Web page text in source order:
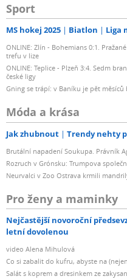
Sport
MS hokej 2025 Biatlon Liga
ONLINE: Zlín - Bohemians 0:1.
trefu v lize
ONLINE: Teplice - Plzeň 3:4. Sedm
české ligy
Gning se trápí: v Baníku je pět
Móda a krása
Jak zhubnout Trendy nehty
Brutální napadení Soukupa. Právník
Rozruch v Grónsku: Trumpova
Neurvalci v Zoo Ostrava krmili
Pro ženy a maminky
Nejčastější novoroční
letní dovolenou
video Alena Mihulová
Co si zabalit do kufru, abyste na
Salát s koprem a dresinkem ze